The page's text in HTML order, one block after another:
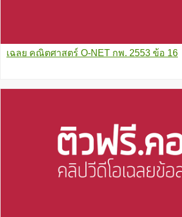
เฉลย คณิตศาสตร์ O-NET กพ. 2553 ข้อ 16